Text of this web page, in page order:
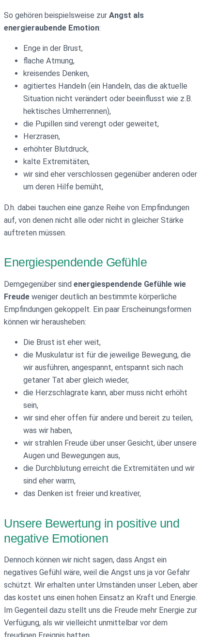
So gehören beispielsweise zur Angst als
energieraubende Emotion:
Enge in der Brust,
flache Atmung,
kreisendes Denken,
agitiertes Handeln (ein Handeln, das die aktuelle
Situation nicht verändert oder beeinflusst wie z.B.
hektisches Umherrennen),
die Pupillen sind verengt oder geweitet,
Herzrasen,
erhöhter Blutdruck,
kalte Extremitäten,
wir sind eher verschlossen gegenüber anderen oder
um deren Hilfe bemüht,
D.h. dabei tauchen eine ganze Reihe von Empfindungen
auf, von denen nicht alle oder nicht in gleicher Stärke
auftreten müssen.
Energiespendende Gefühle
Demgegenüber sind energiespendende Gefühle wie
Freude weniger deutlich an bestimmte körperliche
Empfindungen gekoppelt. Ein paar Erscheinungsformen
können wir herausheben:
Die Brust ist eher weit,
die Muskulatur ist für die jeweilige Bewegung, die
wir ausführen, angespannt, entspannt sich nach
getaner Tat aber gleich wieder,
die Herzschlagrate kann, aber muss nicht erhöht
sein,
wir sind eher offen für andere und bereit zu teilen,
was wir haben,
wir strahlen Freude über unser Gesicht, über unsere
Augen und Bewegungen aus,
die Durchblutung erreicht die Extremitäten und wir
sind eher warm,
das Denken ist freier und kreativer,
Unsere Bewertung in positive und
negative Emotionen
Dennoch können wir nicht sagen, dass Angst ein
negatives Gefühl wäre, weil die Angst uns ja vor Gefahr
schützt. Wir erhalten unter Umständen unser Leben, aber
das kostet uns einen hohen Einsatz an Kraft und Energie.
Im Gegenteil dazu stellt uns die Freude mehr Energie zur
Verfügung, als wir vielleicht unmittelbar vor dem